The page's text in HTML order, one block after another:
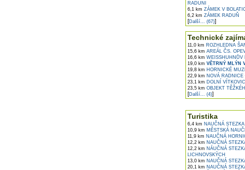
RADUNI
6,1 km ZÁMEK V
6,2 km ZÁMEK RADUŇ
[Další... (67)]
Technické
11,0 km ROZHLEDNA
15,6 km AREÁL ČS.
16,6 km WEISSHUHNŮV
19,0 km VĚTRNÝ MLÝN
19,8 km HORNICKÉ
22,9 km NOVÁ RADNICE
23,1 km DOLNÍ
23,5 km OBJEKT
[Další... (4)]
Turistika
6,4 km NAUČNÁ
10,9 km MĚSTSKÁ
11,9 km NAUČNÁ
12,2 km NAUČNÁ
12,2 km NÁUČNÁ
LICHNOVSKÝCH
13,0 km NAUČNÁ
20,1 km NAUČNÁ